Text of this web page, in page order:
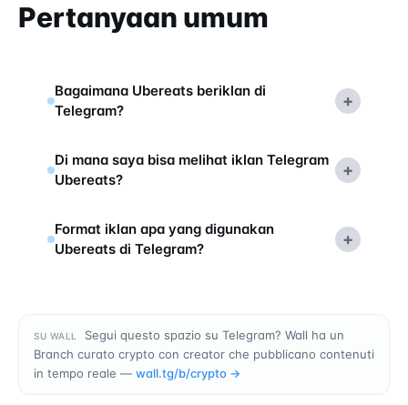
Pertanyaan umum
Bagaimana Ubereats beriklan di
Telegram?
+
Di mana saya bisa melihat iklan Telegram
Ubereats?
+
Format iklan apa yang digunakan
Ubereats di Telegram?
+
SU WALL
Segui questo spazio su Telegram? Wall ha un
Branch curato crypto con creator che pubblicano contenuti
in tempo reale — wall.tg/b/crypto →